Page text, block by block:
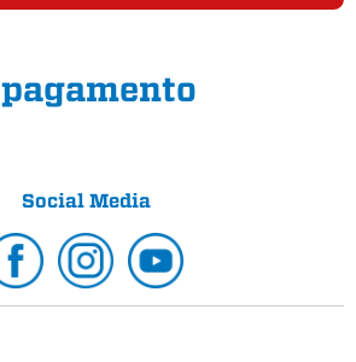
Social Media